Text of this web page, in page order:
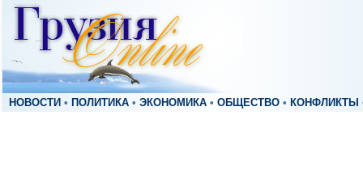
НОВОСТИ • ПОЛИТИКА • ЭКОНОМИКА • ОБЩЕСТВО • КОНФЛИКТЫ